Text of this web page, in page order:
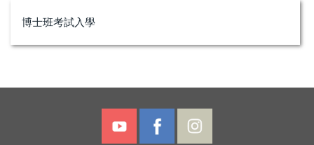
博士班考試入學